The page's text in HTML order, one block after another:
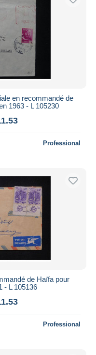
en recommandé de
1963 - L 105230
Professional
de Haïfa pour
- L 105136
Professional